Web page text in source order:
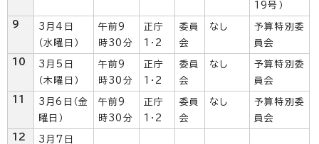
19号）
9
3月4日
（水曜日）
午前9
時30分
正庁
1・2
委員
会
なし
予算特別委
員会
10
3月5日
（木曜日）
午前9
時30分
正庁
1・2
委員
会
なし
予算特別委
員会
11
3月6日（金
曜日）
午前9
時30分
正庁
1・2
委員
会
なし
予算特別委
員会
12
3月7日